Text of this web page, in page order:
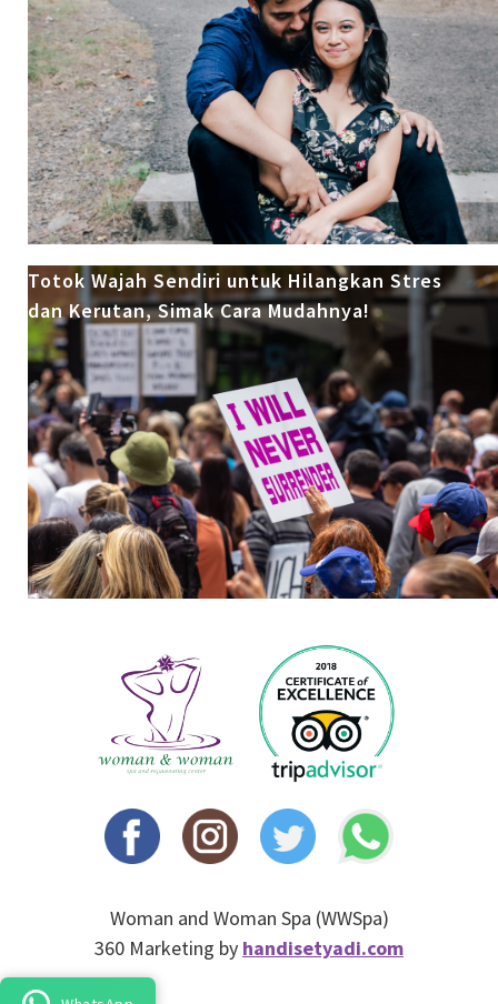
Totok Wajah Sendiri untuk Hilangkan Stres
dan Kerutan, Simak Cara Mudahnya!
Woman and Woman Spa (WWSpa)
360 Marketing by handisetyadi.com